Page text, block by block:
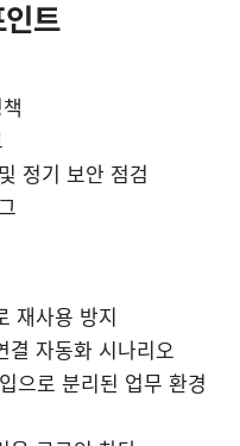
트
정기 보안 점검
재사용 방지
결 자동화 시나리오
으로 분리된 업무 환경